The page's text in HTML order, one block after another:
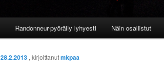
Randonneur-pyöräily lyhyesti Näin osallistut
28.2.2013 , kirjoittanutmkpaa